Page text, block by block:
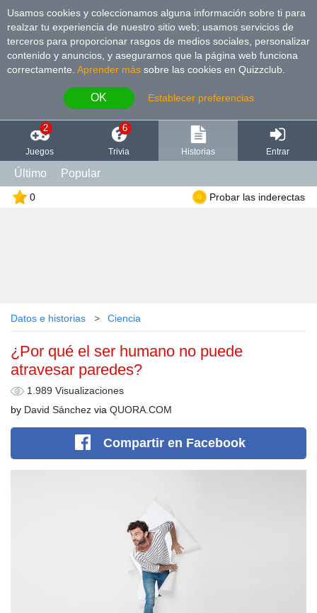
Usamos cookies y coleccionamos alguna información sobre ti para
realzar tu experiencia de nuestro sitio web; usamos servicios de
terceros para proporcionar rasgos de medios sociales, personalizar
contenido y anuncios, y asegurarnos que la página web funciona
correctamente. Aprender más sobre las cookies en Quizzclub.
OK Establecer preferencias
2
Juegos
6
Trivia Historias Entrar
Último Popular
0 Probar las inderectas
Datos e historias Сiencia
¿Por qué el ser humano no puede
atravesar paredes?
1.989 Visualizaciones
by David Sánchez via QUORA.COM
Compartir en Facebook